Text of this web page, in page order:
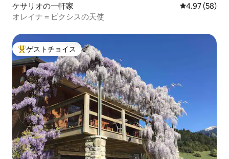
ケサリオの一軒家 レビュー58
4.97 (58)
オレイナ＝ピクシスの天使
大好評のゲストチョイスです。
ゲストチョイス